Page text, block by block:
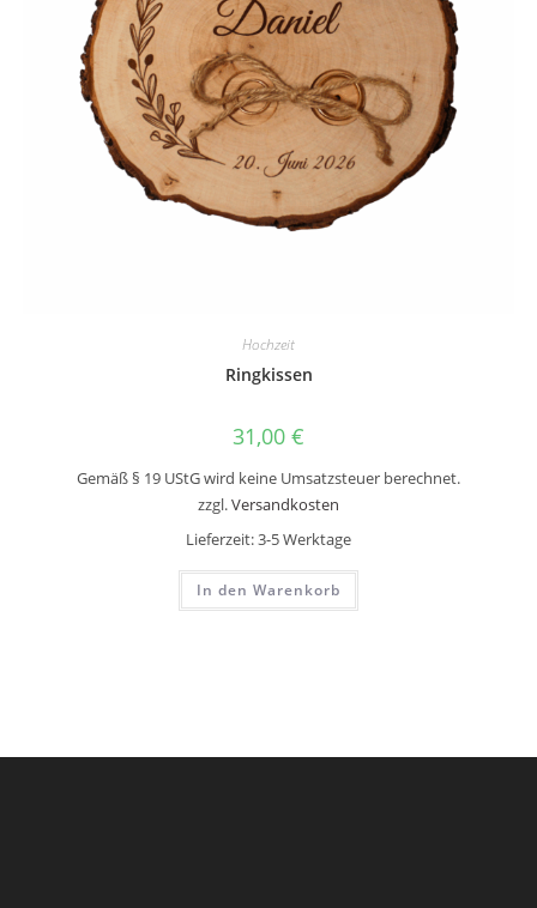
Hochzeit
Ringkissen
31,00 €
Gemäß § 19 UStG wird keine Umsatzsteuer berechnet.
zzgl.Versandkosten
Lieferzeit:3-5 Werktage
In den Warenkorb